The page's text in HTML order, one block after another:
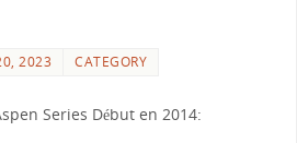
2023 CATEGORY
Series Début en 2014: